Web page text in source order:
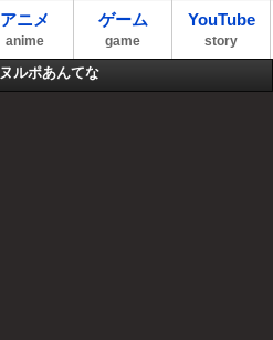
アニメ
anime
ゲーム
game
YouTube
story
ヌルポあんてな